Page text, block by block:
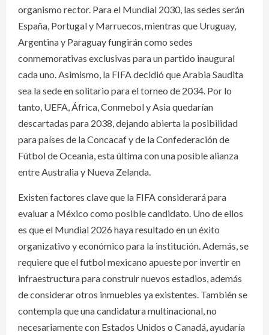
organismo rector. Para el Mundial 2030, las sedes serán
España, Portugal y Marruecos, mientras que Uruguay,
Argentina y Paraguay fungirán como sedes
conmemorativas exclusivas para un partido inaugural
cada uno. Asimismo, la FIFA decidió que Arabia Saudita
sea la sede en solitario para el torneo de 2034. Por lo
tanto, UEFA, África, Conmebol y Asia quedarían
descartadas para 2038, dejando abierta la posibilidad
para países de la Concacaf y de la Confederación de
Fútbol de Oceania, esta última con una posible alianza
entre Australia y Nueva Zelanda.
Existen factores clave que la FIFA considerará para
evaluar a México como posible candidato. Uno de ellos
es que el Mundial 2026 haya resultado en un éxito
organizativo y económico para la institución. Además, se
requiere que el futbol mexicano apueste por invertir en
infraestructura para construir nuevos estadios, además
de considerar otros inmuebles ya existentes. También se
contempla que una candidatura multinacional, no
necesariamente con Estados Unidos o Canadá, ayudaría